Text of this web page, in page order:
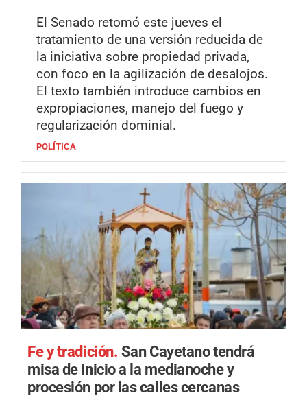
El Senado retomó este jueves el
tratamiento de una versión reducida de
la iniciativa sobre propiedad privada,
con foco en la agilización de desalojos.
El texto también introduce cambios en
expropiaciones, manejo del fuego y
regularización dominial.
POLÍTICA
Fe y tradición. San Cayetano tendrá
misa de inicio a la medianoche y
procesión por las calles cercanas